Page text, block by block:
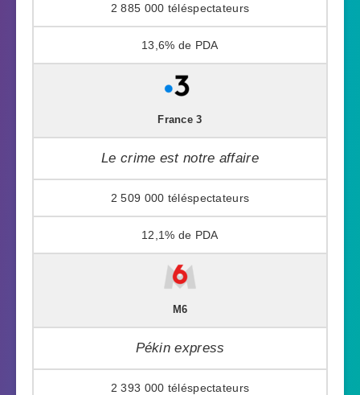
2 885 000
13,6%
France 3
Le crime est notre affaire
2 509 000
12,1%
M6
Pékin express
2 393 000